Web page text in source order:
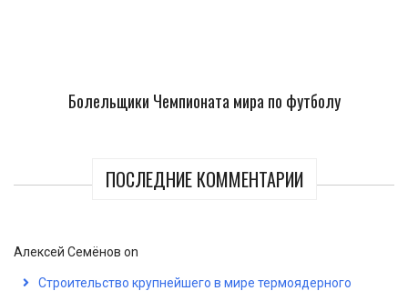
Болельщики Чемпионата мира по футболу
ПОСЛЕДНИЕ КОММЕНТАРИИ
Алексей Семёнов on
Строительство крупнейшего в мире термоядерного